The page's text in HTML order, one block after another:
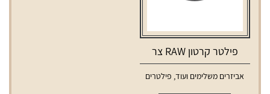
פילטר קרטון RAW צר
אביזרים משלימים ועוד, פילטרים